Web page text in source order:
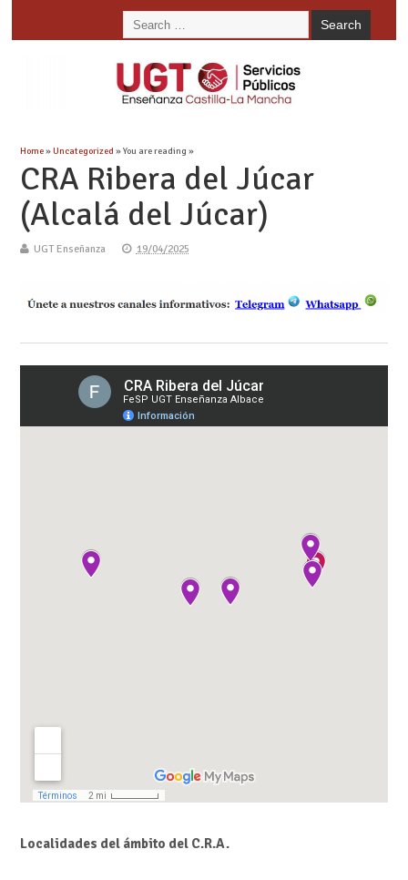
Home»Uncategorized » You are reading »
CRA Ribera del Júcar
(Alcalá del Júcar)
UGT Enseñanza 19/04/2025
Localidades del ámbito del C.R.A.